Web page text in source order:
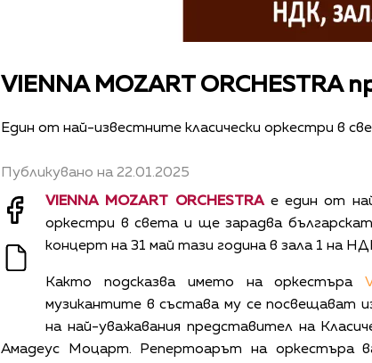
VIENNA MOZART ORCHESTRA
Един от най-известните класически оркестри в
Публикувано на 22.01.2025
VIENNA MOZART ORCHESTRA е един от
оркестри в света и ще зарадва
концерт на 31 май тази година в зала 1 на
Както подсказва името на оркестъра
музикантите в състава му се посвещават
на най-уважавания представител на
Амадеус Моцарт. Репертоарът на оркестъра